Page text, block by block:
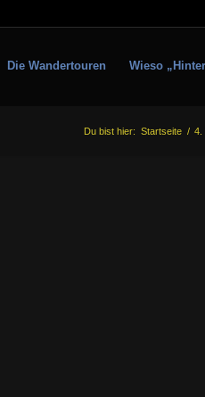
Die Wandertouren Wieso
Du bist hier: Startseite / 4.